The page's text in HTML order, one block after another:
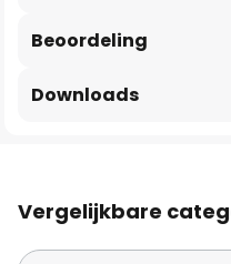
Beoordeling
Downloads
Vergelijkbare